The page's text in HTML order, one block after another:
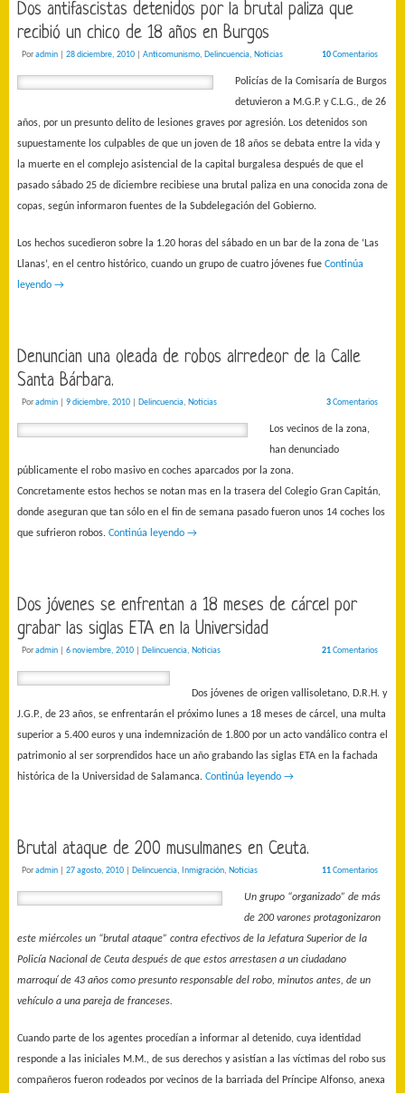
Dos antifascistas detenidos por la brutal paliza que
recibió un chico de 18 años en Burgos
Poradmin 28 diciembre, 2010 Anticomunismo, Delincuencia, Noticias 10Comentarios
Policías de la Comisaría de Burgos
detuvieron a M.G.P. y C.L.G., de 26
años, por un presunto delito de lesiones graves por agresión. Los detenidos son
supuestamente los culpables de que un joven de 18 años se debata entre la vida y
la muerte en el complejo asistencial de la capital burgalesa después de que el
pasado sábado 25 de diciembre recibiese una brutal paliza en una conocida zona de
copas, según informaron fuentes de la Subdelegación del Gobierno.
Los hechos sucedieron sobre la 1.20 horas del sábado en un bar de la zona de ‘Las
Llanas’, en el centro histórico, cuando un grupo de cuatro jóvenes fue Continúa
leyendo →
Denuncian una oleada de robos alrredeor de la Calle
Santa Bárbara.
Poradmin 9 diciembre, 2010 Delincuencia, Noticias 3Comentarios
Los vecinos de la zona,
han denunciado
públicamente el robo masivo en coches aparcados por la zona.
Concretamente estos hechos se notan mas en la trasera del Colegio Gran Capitán,
donde aseguran que tan sólo en el fin de semana pasado fueron unos 14 coches los
que sufrieron robos. Continúa leyendo →
Dos jóvenes se enfrentan a 18 meses de cárcel por
grabar las siglas ETA en la Universidad
Poradmin 6 noviembre, 2010 Delincuencia, Noticias 21Comentarios
Dos jóvenes de origen vallisoletano, D.R.H. y
J.G.P., de 23 años, se enfrentarán el próximo lunes a 18 meses de cárcel, una multa
superior a 5.400 euros y una indemnización de 1.800 por un acto vandálico contra el
patrimonio al ser sorprendidos hace un año grabando las siglas ETA en la fachada
histórica de la Universidad de Salamanca. Continúa leyendo →
Brutal ataque de 200 musulmanes en Ceuta.
Poradmin 27 agosto, 2010 Delincuencia, Inmigración, Noticias 11Comentarios
Un grupo “organizado” de más
de 200 varones protagonizaron
este miércoles un “brutal ataque” contra efectivos de la Jefatura Superior de la
Policía Nacional de Ceuta después de que estos arrestasen a un ciudadano
marroquí de 43 años como presunto responsable del robo, minutos antes, de un
vehículo a una pareja de franceses.
Cuando parte de los agentes procedían a informar al detenido, cuya identidad
responde a las iniciales M.M., de sus derechos y asistían a las víctimas del robo sus
compañeros fueron rodeados por vecinos de la barriada del Príncipe Alfonso, anexa